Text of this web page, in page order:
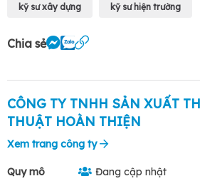
kỹ sư xây dựng kỹ sư hiện trường
Chia sẻ
CÔNG TY TNHH SẢN XUẤT
THUẬT HOÀN THIỆN
Xem trang công ty
Quy mô Đang cập nhật